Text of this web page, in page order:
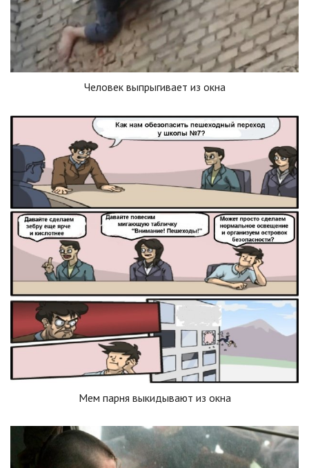
Человек выпрыгивает из окна
Мем парня выкидывают из окна